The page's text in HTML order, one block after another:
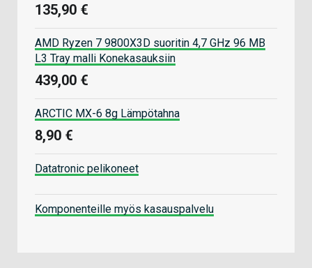
135,90 €
AMD Ryzen 7 9800X3D suoritin 4,7 GHz 96 MB
L3 Tray malli Konekasauksiin
439,00 €
ARCTIC MX-6 8g Lämpötahna
8,90 €
Datatronic pelikoneet
Komponenteille myös kasauspalvelu